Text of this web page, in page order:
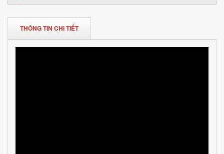
THÔNG TIN CHI TIẾT